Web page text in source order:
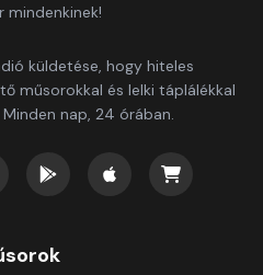
mindenkinek!
küldetése, hogy hiteles
műsorokkal és lelki táplálékkal
nap, 24 órában.